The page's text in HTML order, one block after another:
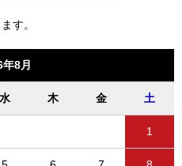
す。
8月
水 木 金 土
1